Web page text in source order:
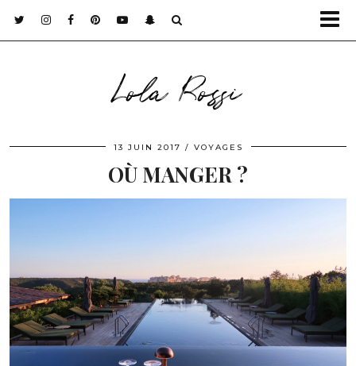
Lola Rossi
13 JUIN 2017 VOYAGES
OÙ MANGER ?